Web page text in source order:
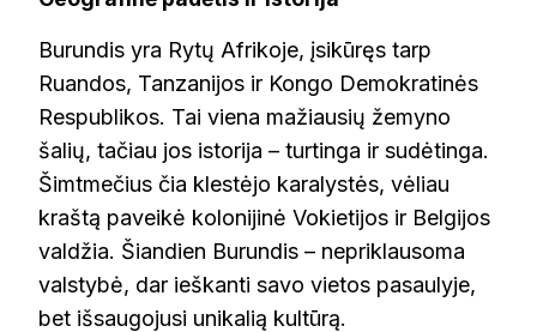
Burundis yra Rytų Afrikoje, įsikūręs tarp
Ruandos, Tanzanijos ir Kongo Demokratinės
Respublikos. Tai viena mažiausių žemyno
šalių, tačiau jos istorija – turtinga ir sudėtinga.
Šimtmečius čia klestėjo karalystės, vėliau
kraštą paveikė kolonijinė Vokietijos ir Belgijos
valdžia. Šiandien Burundis – nepriklausoma
valstybė, dar ieškanti savo vietos pasaulyje,
bet išsaugojusi unikalią kultūrą.